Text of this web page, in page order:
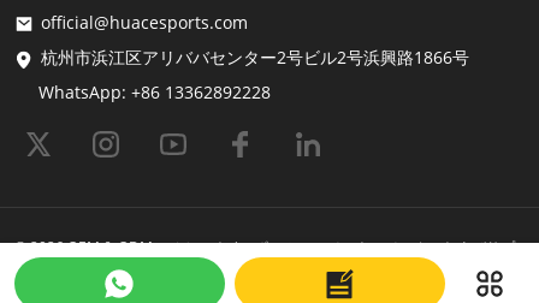
配送サービス
よくある質問
official@huacesports.com
杭州市浜江区アリババセンター2号ビル2号浜興路1866号
WhatsApp: +86 13362892228
© 2026 OEM & ODM ヘムレット |スポーツヘルメットのメーカーおよびサプ
ライヤー | Huaceスポーツ Shopastroによって提供されています
最終更新日
2025-06-10